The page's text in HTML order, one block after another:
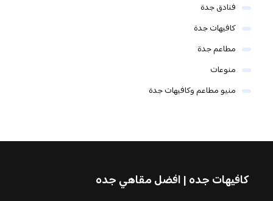
فنادق جدة
كافيهات جدة
مطاعم جدة
منوعات
منيو مطاعم وكافيهات جدة
كافيهات جده | افضل مقاهي جده